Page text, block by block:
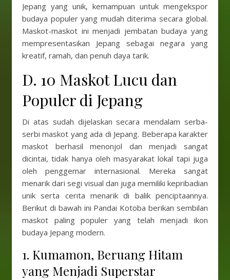
Jepang yang unik, kemampuan untuk mengekspor
budaya populer yang mudah diterima secara global.
Maskot-maskot ini menjadi jembatan budaya yang
mempresentasikan Jepang sebagai negara yang
kreatif, ramah, dan penuh daya tarik.
D. 10 Maskot Lucu dan
Populer di Jepang
Di atas sudah dijelaskan secara mendalam serba-
serbi maskot yang ada di Jepang. Beberapa karakter
maskot berhasil menonjol dan menjadi sangat
dicintai, tidak hanya oleh masyarakat lokal tapi juga
oleh penggemar internasional. Mereka sangat
menarik dari segi visual dan juga memiliki kepribadian
unik serta cerita menarik di balik penciptaannya.
Berikut di bawah ini Pandai Kotoba berikan sembilan
maskot paling populer yang telah menjadi ikon
budaya Jepang modern.
1. Kumamon, Beruang Hitam
yang Menjadi Superstar